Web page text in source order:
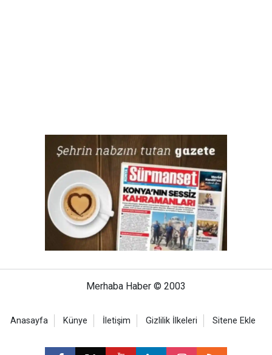
Merhaba Haber © 2003
Anasayfa Künye İletişim Gizlilik İlkeleri Sitene Ekle